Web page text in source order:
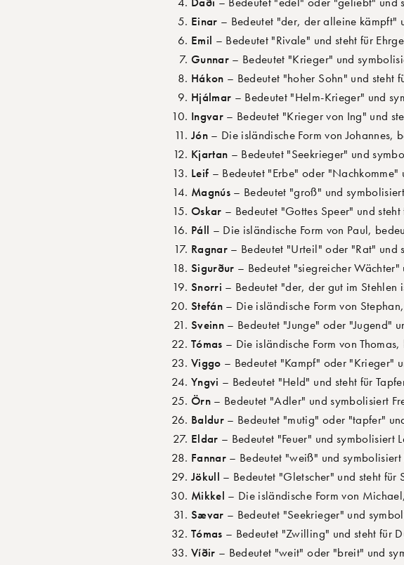
Einar – Bedeutet "der, der alleine kämpft"
Emil – Bedeutet "Rivale" und steht für
Gunnar – Bedeutet "Krieger" und
Hákon – Bedeutet "hoher Sohn" und steht
Hjálmar – Bedeutet "Helm-Krieger" und
Ingvar – Bedeutet "Krieger von Ing" und
Jón – Die isländische Form von Johannes,
Kjartan – Bedeutet "Seekrieger" und
Leif – Bedeutet "Erbe" oder "Nachkomme"
Magnús – Bedeutet "groß" und
Oskar – Bedeutet "Gottes Speer" und
Páll – Die isländische Form von Paul,
Ragnar – Bedeutet "Urteil" oder "Rat" und
Sigurður – Bedeutet "siegreicher
Snorri – Bedeutet "der, der gut im Stehlen
Stefán – Die isländische Form von
Sveinn – Bedeutet "Junge" oder "Jugend"
Tómas – Die isländische Form von
Viggo – Bedeutet "Kampf" oder "Krieger"
Yngvi – Bedeutet "Held" und steht für
Örn – Bedeutet "Adler" und symbolisiert
Baldur – Bedeutet "mutig" oder "tapfer"
Eldar – Bedeutet "Feuer" und symbolisiert
Fannar – Bedeutet "weiß" und
Jökull – Bedeutet "Gletscher" und steht für
Mikkel – Die isländische Form von
Sævar – Bedeutet "Seekrieger" und
Tómas – Bedeutet "Zwilling" und steht für
Víðir – Bedeutet "weit" oder "breit" und